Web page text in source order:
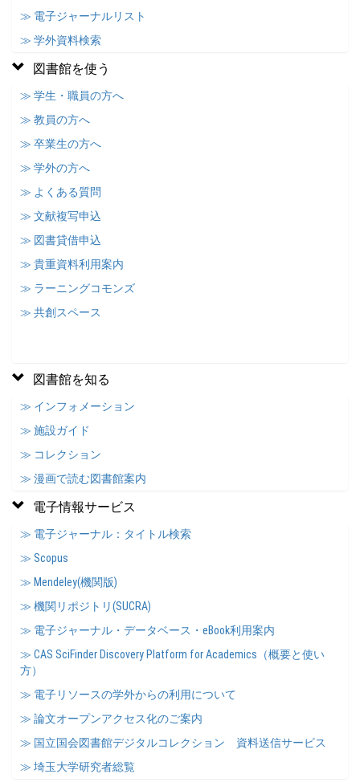
≫ 電子ジャーナルリスト
≫ 学外資料検索
図書館を使う
≫ 学生・職員の方へ
≫ 教員の方へ
≫ 卒業生の方へ
≫ 学外の方へ
≫ よくある質問
≫ 文献複写申込
≫ 図書貸借申込
≫ 貴重資料利用案内
≫ ラーニングコモンズ
≫ 共創スペース
図書館を知る
≫ インフォメーション
≫ 施設ガイド
≫ コレクション
≫ 漫画で読む図書館案内
電子情報サービス
≫ 電子ジャーナル：タイトル検索
≫ Scopus
≫ Mendeley(機関版)
≫ 機関リポジトリ(SUCRA)
≫ 電子ジャーナル・データベース・eBook利用案内
≫ CAS SciFinder Discovery Platform for Academics（概要と使い
方）
≫ 電子リソースの学外からの利用について
≫ 論文オープンアクセス化のご案内
≫ 国立国会図書館デジタルコレクション 資料送信サービス
≫ 埼玉大学研究者総覧